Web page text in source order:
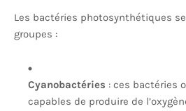
Les bactéries photosynthétiques
groupes :
Cyanobactéries : ces bactéries
capables de produire de